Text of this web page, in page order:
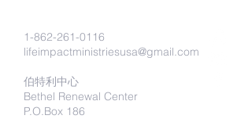
1-862-261-0116
lifeimpactministriesusa@gmail.com
伯特利中心
Bethel Renewal Center
P.O.Box 186